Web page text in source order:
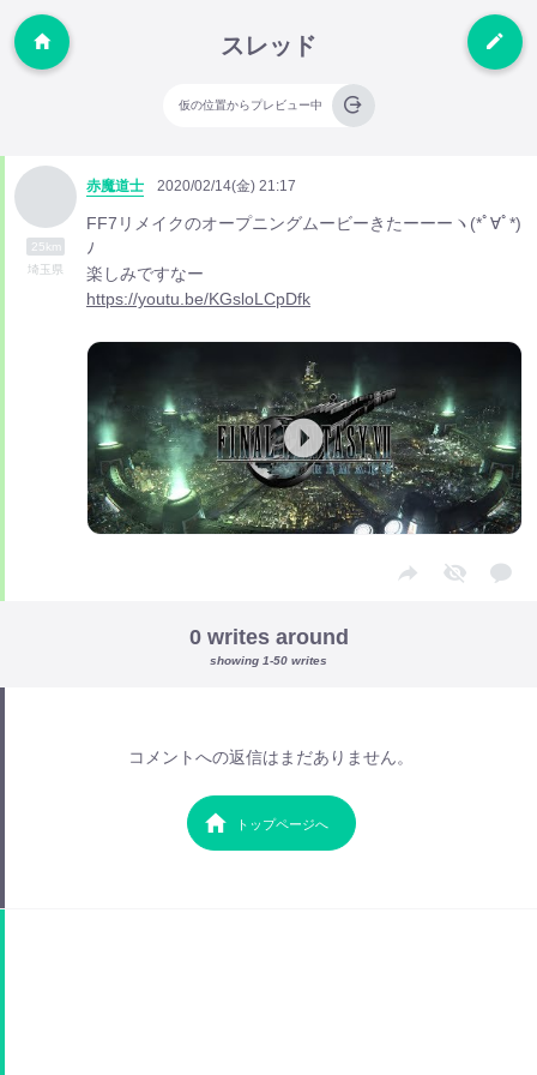
スレッド
仮の位置からプレビュー中
25km
埼玉県
赤魔道士 2020/02/14(金) 21:17
FF7リメイクのオープニングムービーきたーーーヽ(*ﾟ∀ﾟ*)
ﾉ
楽しみですなー
https://youtu.be/KGsloLCpDfk
0 writes around
showing 1-50 writes
コメントへの返信はまだありません。
トップページへ